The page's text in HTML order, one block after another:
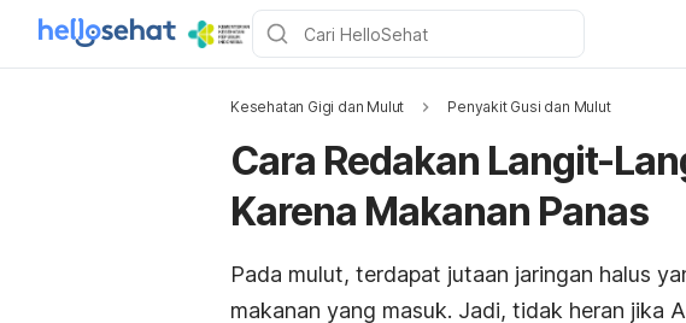
Kesehatan Gigi dan Mulut Penyakit Gusi dan Mulut
Cara Redakan Langit-
Karena Makanan Panas
Pada mulut, terdapat jutaan jaringan halus
makanan yang masuk. Jadi, tidak heran jika